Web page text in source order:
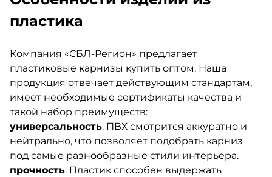
пластика
Компания «СБЛ-Регион» предлагает
пластиковые карнизы купить оптом. Наша
продукция отвечает действующим стандартам,
имеет необходимые сертификаты качества и
такой набор преимуществ:
универсальность. ПВХ смотрится аккуратно и
нейтрально, что позволяет подобрать карниз
под самые разнообразные стили интерьера.
прочность. Пластик способен выдержать